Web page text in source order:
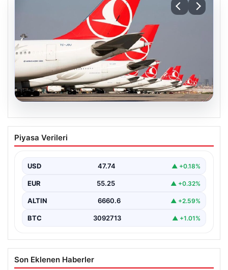
07.08.2026
THY, temmuz ayında 9,5 milyon yolcu
taşıdı
Piyasa Verileri
USD 47.74 ▲ +0.18%
EUR 55.25 ▲ +0.32%
ALTIN 6660.6 ▲ +2.59%
BTC 3092713 ▲ +1.01%
Son Eklenen Haberler